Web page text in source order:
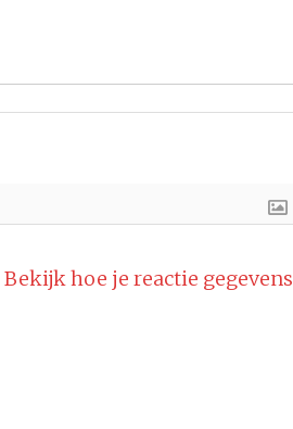
Bekijk hoe je reactie gegevens